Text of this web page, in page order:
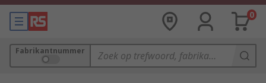
0
Fabrikantnummer